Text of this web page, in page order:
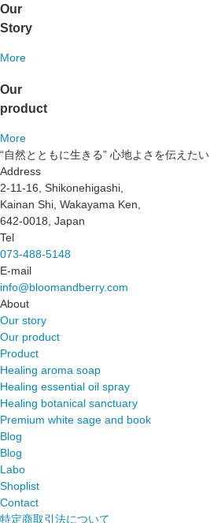
Our
Story
More
Our
product
More
“自然とともに生きる” 心地よさを伝えたい
Address
2-11-16, Shikonehigashi,
Kainan Shi, Wakayama Ken,
642-0018, Japan
Tel
073-488-5148
E-mail
info@bloomandberry.com
About
Our story
Our product
Product
Healing aroma soap
Healing essential oil spray
Healing botanical sanctuary
Premium white sage and book
Blog
Blog
Labo
Shoplist
Contact
特定商取引法について